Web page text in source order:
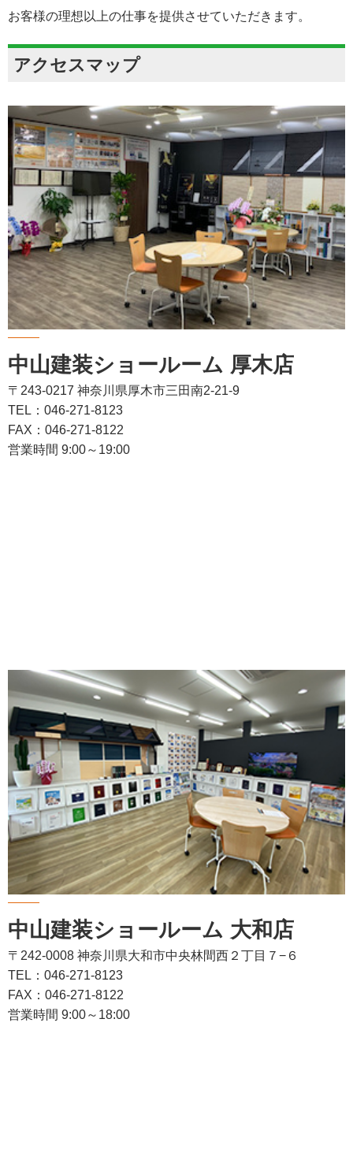
お客様の理想以上の仕事を提供させていただきます。
アクセスマップ
中山建装ショールーム 厚木店
〒243-0217 神奈川県厚木市三田南2-21-9
TEL：046-271-8123
FAX：046-271-8122
営業時間 9:00～19:00
中山建装ショールーム 大和店
〒242-0008 神奈川県大和市中央林間西２丁目７−６
TEL：046-271-8123
FAX：046-271-8122
営業時間 9:00～18:00